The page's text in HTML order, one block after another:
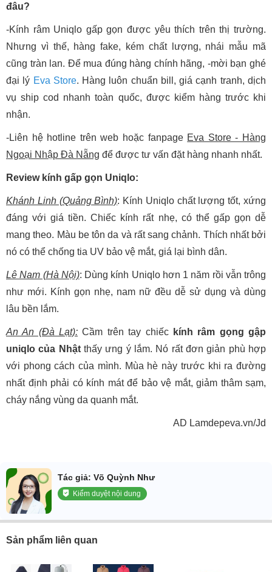
đâu?
-Kính râm Uniqlo gấp gọn được yêu thích trên thị trường.
Nhưng vì thế, hàng fake, kém chất lượng, nhái mẫu mã
cũng tràn lan. Để mua đúng hàng chính hãng, -mời bạn ghé
đại lý Eva Store. Hàng luôn chuẩn bill, giá cạnh tranh, dịch
vụ ship cod nhanh toàn quốc, được kiểm hàng trước khi
nhận.
-Liên hệ hotline trên web hoặc fanpage Eva Store - Hàng
Ngoại Nhập Đà Nẵng để được tư vấn đặt hàng nhanh nhất.
Review kính gấp gọn Uniqlo:
Khánh Linh (Quảng Bình): Kính Uniqlo chất lượng tốt, xứng
đáng với giá tiền. Chiếc kính rất nhẹ, có thể gấp gọn dễ
mang theo. Màu be tôn da và rất sang chảnh. Thích nhất bởi
nó có thể chống tia UV bảo vệ mắt, giá lại bình dân.
Lê Nam (Hà Nội): Dùng kính Uniqlo hơn 1 năm rồi vẫn trông
như mới. Kính gọn nhẹ, nam nữ đều dễ sử dụng và dùng
lâu bền lắm.
An An (Đà Lạt): Cầm trên tay chiếc kính râm gọng gập
uniqlo của Nhậtthấy ưng ý lắm. Nó rất đơn giản phù hợp
với phong cách của mình. Mùa hè này trước khi ra đường
nhất định phải có kính mát để bảo vệ mắt, giảm thâm sạm,
cháy nắng vùng da quanh mắt.
AD Lamdepeva.vn/Jd
Tác giả: Võ Quỳnh Như
Kiểm duyệt nội dung
Sản phẩm liên quan